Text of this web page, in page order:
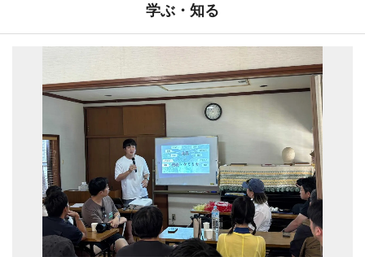
学ぶ・知る